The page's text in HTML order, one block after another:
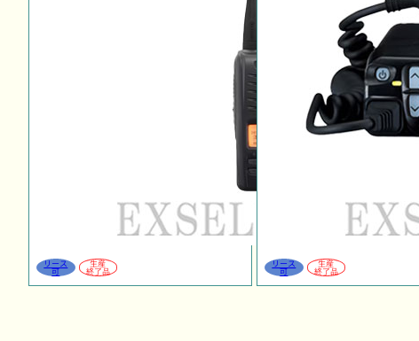
リース
可
生産
終了品
リース
可
生産
終了品